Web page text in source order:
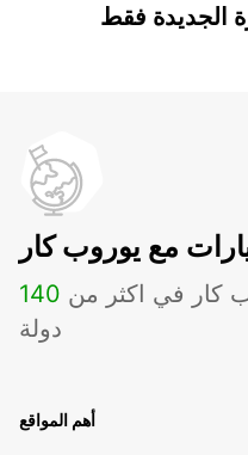
الجديدة فقط
مع يوروب كار
كار في اكثر من 140
دولة
أهم المواقع